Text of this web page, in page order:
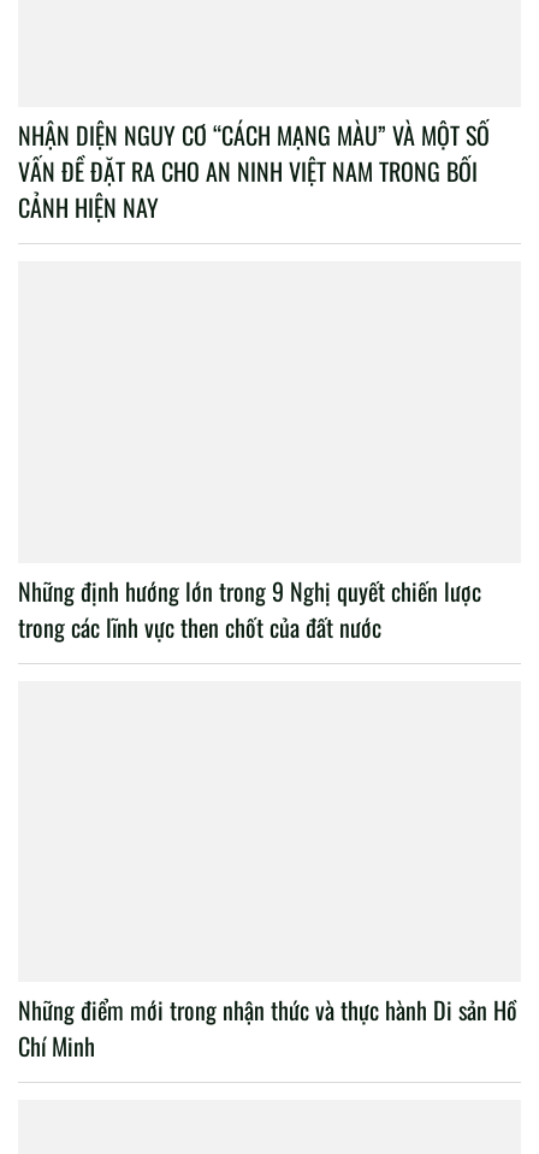
NHẬN DIỆN NGUY CƠ “CÁCH MẠNG MÀU” VÀ MỘT SỐ
VẤN ĐỀ ĐẶT RA CHO AN NINH VIỆT NAM TRONG BỐI
CẢNH HIỆN NAY
Những định hướng lớn trong 9 Nghị quyết chiến lược
trong các lĩnh vực then chốt của đất nước
Những điểm mới trong nhận thức và thực hành Di sản Hồ
Chí Minh